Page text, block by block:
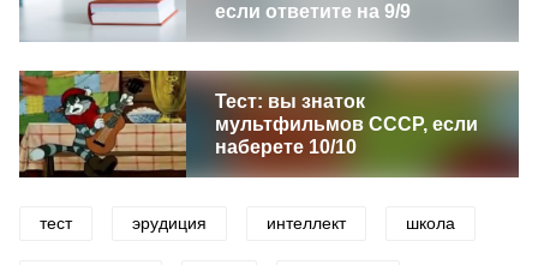
если ответите на 9/9
Тест: вы знаток
мультфильмов СССР, если
наберете 10/10
тест эрудиция интеллект школа